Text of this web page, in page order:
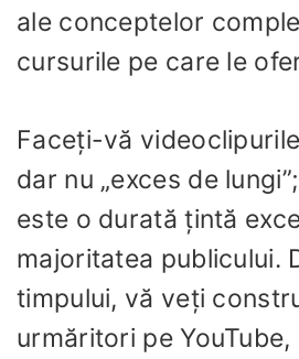
ale conceptelor
cursurile pe care le
Faceți-vă
dar nu „exces de
este o durată țintă
majoritatea publicului.
timpului, vă veți
urmăritori pe